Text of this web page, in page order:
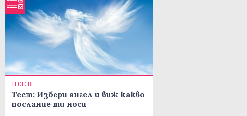
ТЕСТОВЕ
Тест: Избери ангел и виж какво
послание ти носи